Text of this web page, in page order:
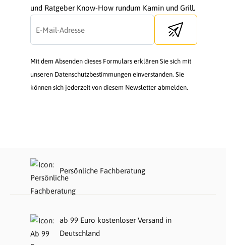
und Ratgeber Know-How rundum Kamin und Grill.
Send newsletter
Mit dem Absenden dieses Formulars erklären Sie sich mit
unseren Datenschutzbestimmungen einverstanden. Sie
können sich jederzeit von diesem Newsletter abmelden.
Persönliche Fachberatung
ab 99 Euro kostenloser Versand in
Deutschland